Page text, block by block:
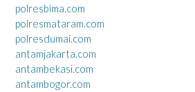
polresbima.com
polresmataram.com
polresdumai.com
antamjakarta.com
antambekasi.com
antambogor.com